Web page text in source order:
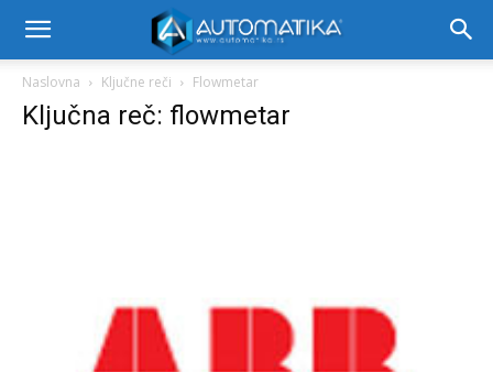
Naslovna Ključne reči Flowmetar
Ključna reč: flowmetar